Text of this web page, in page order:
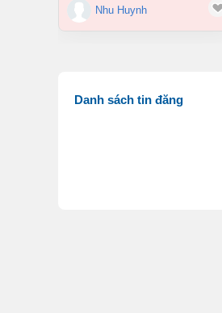
BIÊN HÒA, ĐỒNG NAI GIÁ 52
TỶ
Nhu Huynh
Danh sách tin đăng